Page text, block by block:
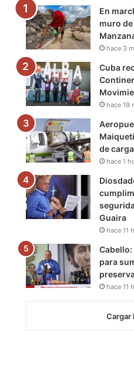
k
En
muro
hace 3
Cuba
hace 19
de carga
hace 1
Guaira
hace 11
para
hace 11
Cargar